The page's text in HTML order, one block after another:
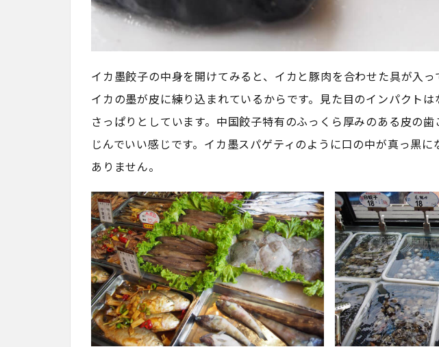
イカ墨餃子の中身を開けてみると、イカと豚肉を合わせた具が入っ
イカの墨が皮に練り込まれているからです。見た目のインパクト
さっぱりとしています。中国餃子特有のふっくら厚みのある皮の
じんでいい感じです。イカ墨スパゲティのように口の中が真っ黒に
ありません。